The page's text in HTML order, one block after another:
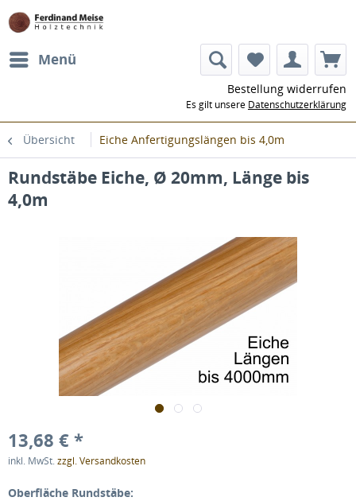
Menü
Bestellung widerrufen
Es gilt unsere Datenschutzerklärung
Übersicht Eiche Anfertigungslängen bis 4,0m
Rundstäbe Eiche, Ø 20mm, Länge bis
4,0m
13,68 € *
inkl. MwSt.zzgl. Versandkosten
Oberfläche Rundstäbe: